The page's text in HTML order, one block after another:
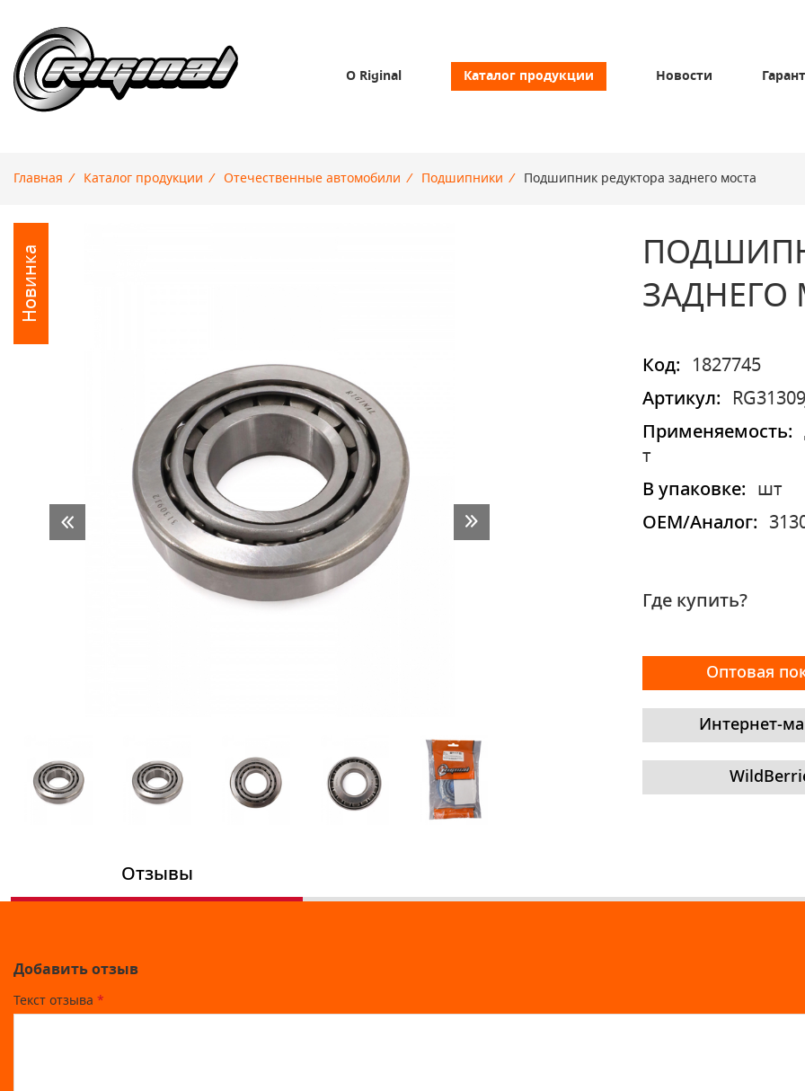
О Riginal Каталог продукции Новости
Главная / Каталог продукции / Отечественные автомобили / Подшипники / Подшипник редуктора заднего моста
Новинка
ЗАДНЕГО
Код:
1827745
Артикул:
Применяемость:
т
В упаковке:
шт
OEM/Аналог:
Где купить?
Оптовая
Интернет-
Отзывы
Добавить отзыв
Текст отзыва *